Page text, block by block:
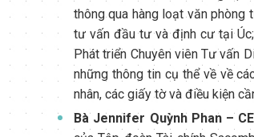
thông qua hàng loạt văn phòng
tư vấn đầu tư và định cư tại
Phát triển Chuyên viên Tư vấn
những thông tin cụ thể về về
nhân, các giấy tờ và điều kiện
Bà Jennifer Quỳnh Phan –